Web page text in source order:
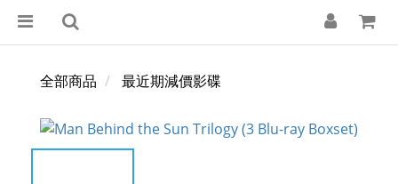
全部商品 最近期減價影碟